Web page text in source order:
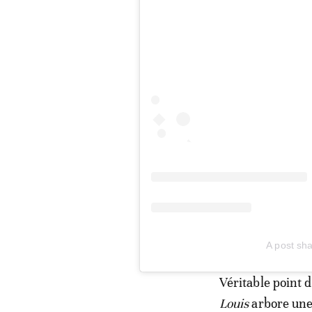
A post
Véritable point
Louisarbore